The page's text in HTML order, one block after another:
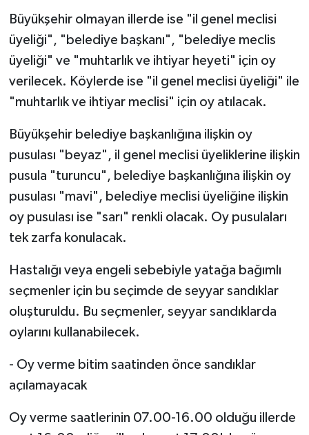
Büyükşehir olmayan illerde ise "il genel meclisi
üyeliği", "belediye başkanı", "belediye meclis
üyeliği" ve "muhtarlık ve ihtiyar heyeti" için oy
verilecek. Köylerde ise "il genel meclisi üyeliği" ile
"muhtarlık ve ihtiyar meclisi" için oy atılacak.
Büyükşehir belediye başkanlığına ilişkin oy
pusulası "beyaz", il genel meclisi üyeliklerine ilişkin
pusula "turuncu", belediye başkanlığına ilişkin oy
pusulası "mavi", belediye meclisi üyeliğine ilişkin
oy pusulası ise "sarı" renkli olacak. Oy pusulaları
tek zarfa konulacak.
Hastalığı veya engeli sebebiyle yatağa bağımlı
seçmenler için bu seçimde de seyyar sandıklar
oluşturuldu. Bu seçmenler, seyyar sandıklarda
oylarını kullanabilecek.
- Oy verme bitim saatinden önce sandıklar
açılamayacak
Oy verme saatlerinin 07.00-16.00 olduğu illerde